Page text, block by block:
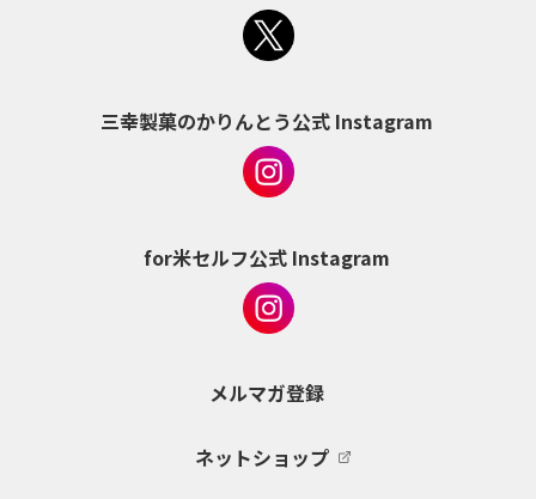
三幸製菓のかりんとう公式 Instagram
for米セルフ公式 Instagram
メルマガ登録
ネットショップ